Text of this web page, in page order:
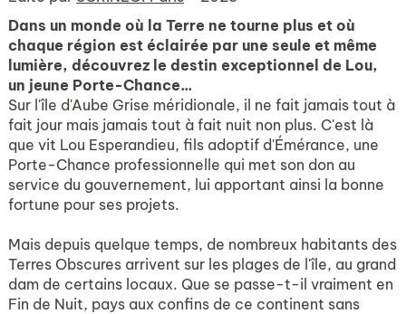
Dans un monde où la Terre ne tourne plus et où
chaque région est éclairée par une seule et même
lumière, découvrez le destin exceptionnel de Lou,
un jeune Porte-Chance...
Sur l'île d'Aube Grise méridionale, il ne fait jamais tout à
fait jour mais jamais tout à fait nuit non plus. C'est là
que vit Lou Esperandieu, fils adoptif d'Émérance, une
Porte-Chance professionnelle qui met son don au
service du gouvernement, lui apportant ainsi la bonne
fortune pour ses projets.
Mais depuis quelque temps, de nombreux habitants des
Terres Obscures arrivent sur les plages de l'île, au grand
dam de certains locaux. Que se passe-t-il vraiment en
Fin de Nuit, pays aux confins de ce continent sans